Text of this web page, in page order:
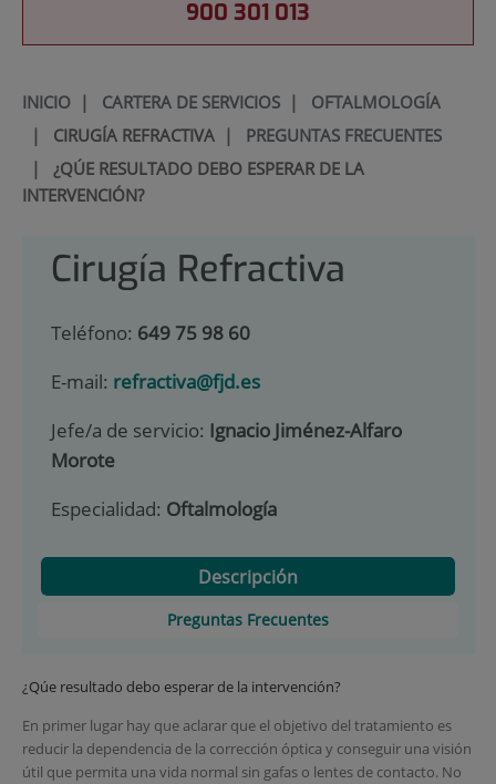
900 301 013
INICIO| CARTERA DE SERVICIOS| OFTALMOLOGÍA
| CIRUGÍA REFRACTIVA| PREGUNTAS FRECUENTES
| ¿QÚE RESULTADO DEBO ESPERAR DE LA
INTERVENCIÓN?
Cirugía Refractiva
Teléfono: 649 75 98 60
E-mail: refractiva@fjd.es
Jefe/a de servicio: Ignacio Jiménez-Alfaro
Morote
Especialidad: Oftalmología
Descripción
Preguntas Frecuentes
¿Qúe resultado debo esperar de la intervención?
En primer lugar hay que aclarar que el objetivo del tratamiento es
reducir la dependencia de la corrección óptica y conseguir una visión
útil que permita una vida normal sin gafas o lentes de contacto. No